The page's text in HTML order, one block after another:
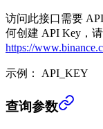
访问此接口需要
何创建 API Key，请
https://
示例： API_KEY
获取 RWUSD 利
查询参数